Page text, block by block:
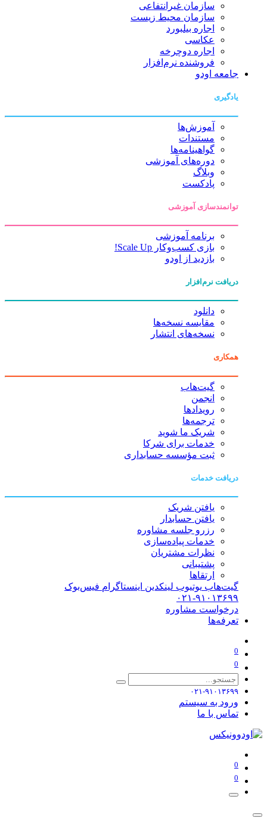
سازمان غیرانتفاعی
سازمان محیط زیست
اجاره بیلبورد
عکاسی
اجاره دوچرخه
فروشنده نرم‌افزار
جامعه اودو
یادگیری
آموزش‌ها
مستندات
گواهینامه‌ها
دوره‌های آموزشی
وبلاگ
پادکست
توانمندسازی آموزشی
برنامه آموزشی
بازی کسب‌وکار Scale Up!
بازدید از اودو
دریافت نرم‌افزار
دانلود
مقایسه نسخه‌ها
نسخه‌های انتشار
همکاری
گیت‌هاب
انجمن
رویدادها
ترجمه‌ها
شریک ما شوید
خدمات برای شرکا
ثبت مؤسسه حسابداری
دریافت خدمات
یافتن شریک
یافتن حسابدار
رزرو جلسه مشاوره
خدمات پیاده‌سازی
نظرات مشتریان
پشتیبانی
ارتقاها
گیت‌هاب یوتیوب لینکدین اینستاگرام فیس‌بوک
۰۲۱-۹۱۰۱۳۶۹۹
درخواست مشاوره
تعرفه‌ها
۰۲۱-۹۱۰۱۳۶۹۹
ورود به سیستم
تماس با ما